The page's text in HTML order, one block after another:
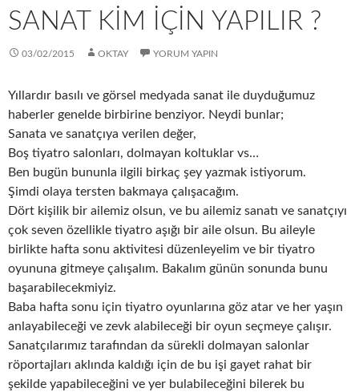
SANAT KIM İÇIN YAPILIR ?
03/02/2015 OKTAY YORUM YAPIN
Yıllardır basılı ve görsel medyada sanat ile duyduğumuz
haberler genelde birbirine benziyor. Neydi bunlar;
Sanata ve sanatçıya verilen değer,
Boş tiyatro salonları, dolmayan koltuklar vs…
Ben bugün bununla ilgili birkaç şey yazmak istiyorum.
Şimdi olaya tersten bakmaya çalışacağım.
Dört kişilik bir ailemiz olsun, ve bu ailemiz sanatı ve sanatçıyı
çok seven özellikle tiyatro aşığı bir aile olsun. Bu aileyle
birlikte hafta sonu aktivitesi düzenleyelim ve bir tiyatro
oyununa gitmeye çalışalım. Bakalım günün sonunda bunu
başarabilecekmiyiz.
Baba hafta sonu için tiyatro oyunlarına göz atar ve her yaşın
anlayabileceği ve zevk alabileceği bir oyun seçmeye çalışır.
Sanatçılarımız tarafından da sürekli dolmayan salonlar
röportajları aklında kaldığı için de bu işi gayet rahat bir
şekilde yapabileceğini ve yer bulabileceğini bilerek bu